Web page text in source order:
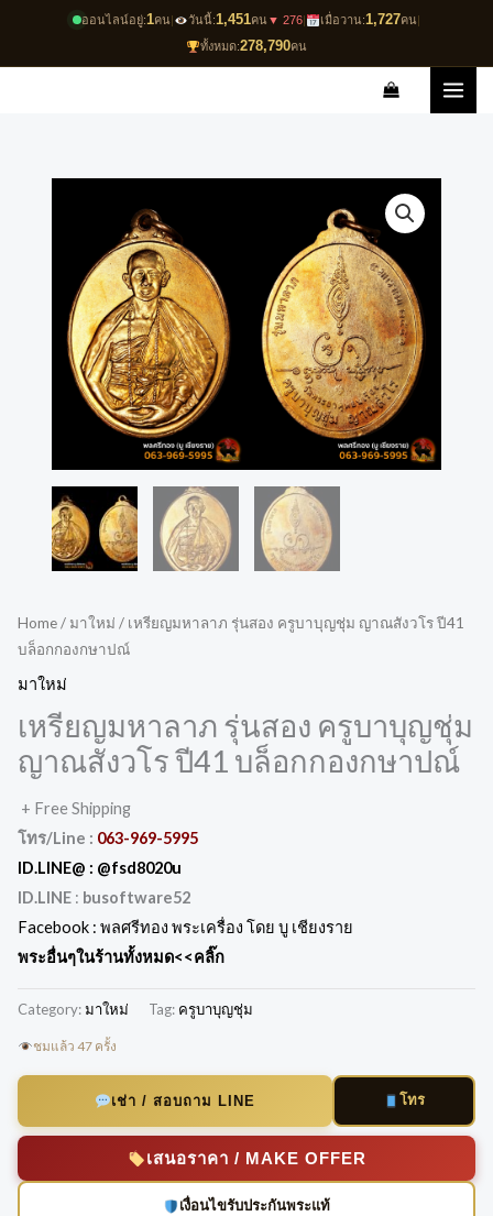
ออนไลน์อยู่:1คน| วันนี้:1,451คน▼ 276| เมื่อวาน:1,727คน|
ทั้งหมด:278,790คน
content
Home/ มาใหม่ / เหรียญมหาลาภ รุ่นสอง ครูบาบุญชุ่ม ญาณสังวโร ปี41
บล็อกกองกษาปณ์
มาใหม่
เหรียญมหาลาภ รุ่นสอง ครูบาบุญชุ่ม
ญาณสังวโร ปี41 บล็อกกองกษาปณ์
+ Free Shipping
โทร/Line : 063-969-5995
ID.LINE@ : @fsd8020u
ID.LINE : busoftware52
Facebook : พลศรีทอง พระเครื่อง โดย บู เชียงราย
พระอื่นๆในร้านทั้งหมด<<คลิ๊ก
Category:มาใหม่ Tag: ครูบาบุญชุ่ม
ชมแล้ว 47 ครั้ง
เช่า / สอบถาม LINE โทร
เสนอราคา / MAKE OFFER
เงื่อนไขรับประกันพระแท้